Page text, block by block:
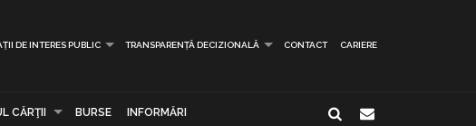
DE INTERES PUBLIC TRANSPARENȚĂ DECIZIONALĂ CONTACT CARIERE
CĂRŢII BURSE INFORMĂRI